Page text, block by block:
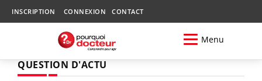
INSCRIPTION CONNEXION CONTACT
Menu
QUESTION D'ACTU